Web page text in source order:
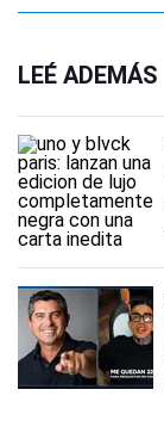
LEÉ ADEMÁS